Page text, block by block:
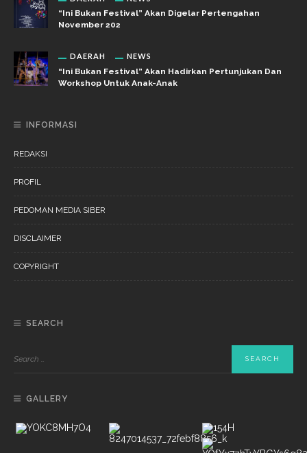
“Ini Bukan Festival” Akan Digelar Pertengahan
November 202
DAERAH NEWS
“Ini Bukan Festival” Akan Hadirkan Pertunjukan Dan
Workshop Untuk Anak-Anak
INFORMASI
REDAKSI
PROFIL
PEDOMAN MEDIA SIBER
DISCLAIMER
COPYRIGHT
SEARCH
GALLERY